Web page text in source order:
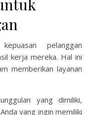
pelanggan
kerja mereka. Hal ini
memberikan layanan
yang dimiliki,
yang ingin memiliki